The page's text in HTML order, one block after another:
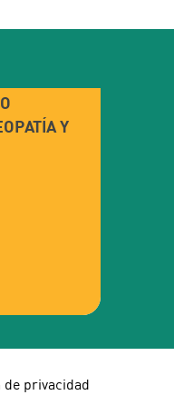
Y
de privacidad